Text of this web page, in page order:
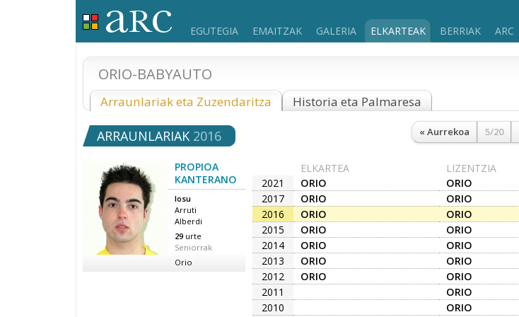
EGUTEGIA EMAITZAK GALERIA ELKARTEAK BERRIAK ARC
ORIO-BABYAUTO
Arraunlariak eta Zuzendaritza Historia eta Palmaresa
« Aurrekoa 5/20
ARRAUNLARIAK 2016
PROPIOA
KANTERANO
Iosu
Arruti
Alberdi
29 urte
Seniorrak
Orio
ELKARTEA
LIZENTZIA
2021
ORIO
ORIO
2017
ORIO
ORIO
2016
ORIO
ORIO
2015
ORIO
ORIO
2014
ORIO
ORIO
2013
ORIO
ORIO
2012
ORIO
ORIO
2011
ORIO
2010
ORIO